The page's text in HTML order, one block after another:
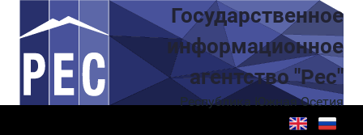
Перейти к основному содержаниюГосударственное
информационное
агентство "Рес"
Республика Южная Осетия